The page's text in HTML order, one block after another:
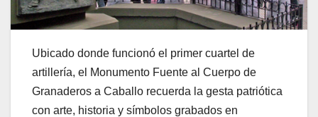
Ubicado donde funcionó el primer cuartel de
artillería, el Monumento Fuente al Cuerpo de
Granaderos a Caballo recuerda la gesta patriótica
con arte, historia y símbolos grabados en